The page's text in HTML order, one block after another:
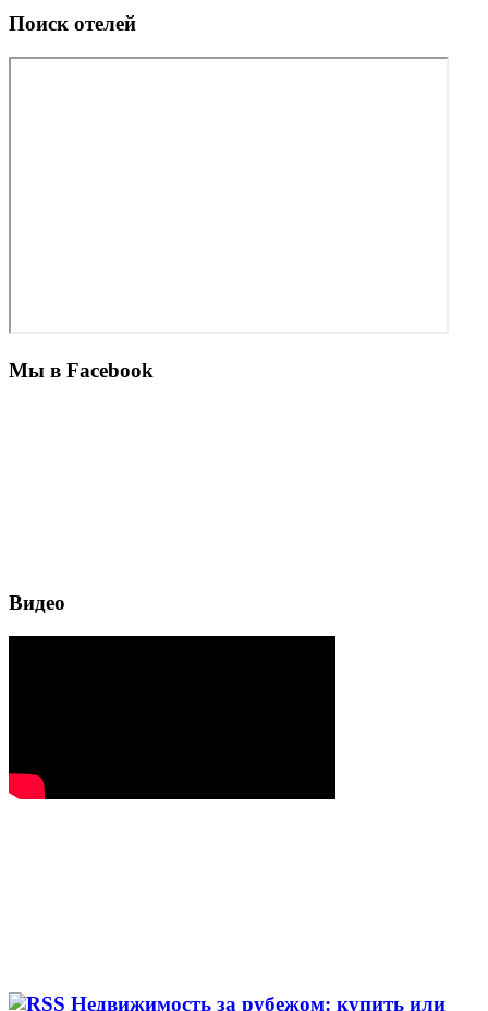
Поиск отелей
Мы в Facebook
Видео
Недвижимость за рубежом: купить или